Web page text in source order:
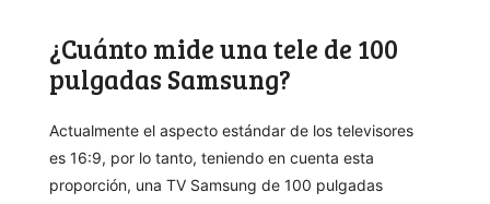
¿Cuánto mide una tele de 100
pulgadas Samsung?
Actualmente el aspecto estándar de los televisores
es 16:9, por lo tanto, teniendo en cuenta esta
proporción, una TV Samsung de 100 pulgadas